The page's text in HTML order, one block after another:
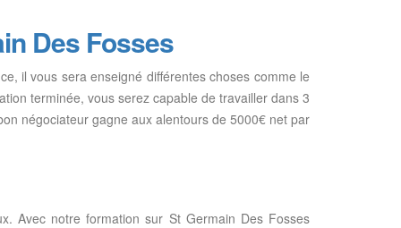
Des Fosses
il vous sera enseigné différentes choses comme le
terminée, vous serez capable de travailler dans 3
négociateur gagne aux alentours de 5000€ net par
Avec notre formation sur St Germain Des Fosses